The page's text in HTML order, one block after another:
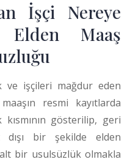
İşçi Nereye
Elden Maaş
ve işçileri mağdur eden
resmi kayıtlarda
gösterilip, geri
dışı bir şekilde elden
bir usulsüzlük olmakla